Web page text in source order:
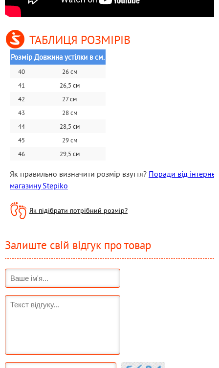
ТАБЛИЦЯ РОЗМІРІВ
Розмір Довжина устілки в см.
40
26 см
41
26,5 см
42
27 см
43
28 см
44
28,5 см
45
29 см
46
29,5 см
Як правильно визначити розмір взуття? Поради від інтернет
магазину Stepiko
Як підібрати потрібний розмір?
Залиште свій відгук про товар